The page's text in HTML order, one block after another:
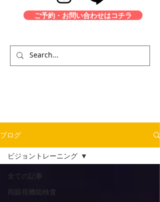
ご予約・お問い合わせはコチラ
ブログ
全ての記事
両眼視機能検査
ビジョントレーニング